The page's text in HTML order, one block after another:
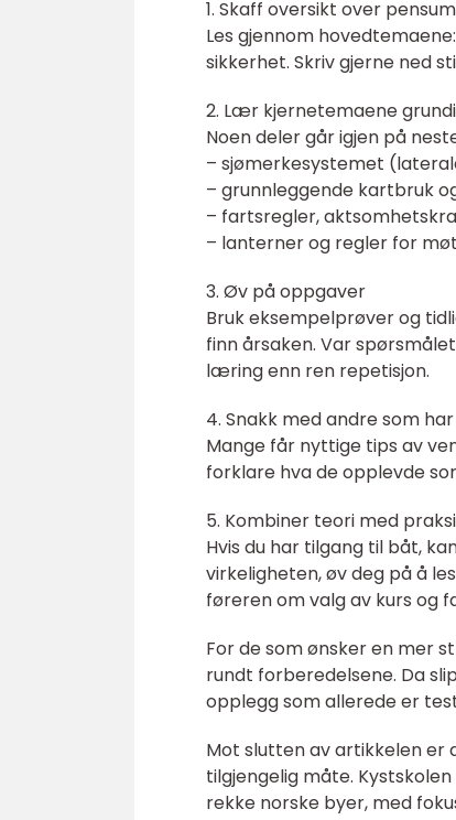
1. Skaff oversikt over pensum
Les gjennom
sikkerhet. Skriv gjerne ned
2. Lær kjernetemaene
Noen deler går igjen på
– sjømerkesystemet
– grunnleggende kartbruk
– fartsregler,
– lanterner og regler for
3. Øv på oppgaver
Bruk eksempelprøver og
finn årsaken. Var
læring enn ren repetisjon.
4. Snakk med andre som
Mange får nyttige tips av
forklare hva de opplevde
5. Kombiner teori med
Hvis du har tilgang til båt,
virkeligheten, øv deg på å
føreren om valg av kurs og
For de som ønsker en mer
rundt forberedelsene. Da
opplegg som allerede er
Mot slutten av artikkelen er
tilgjengelig måte.
rekke norske byer, med